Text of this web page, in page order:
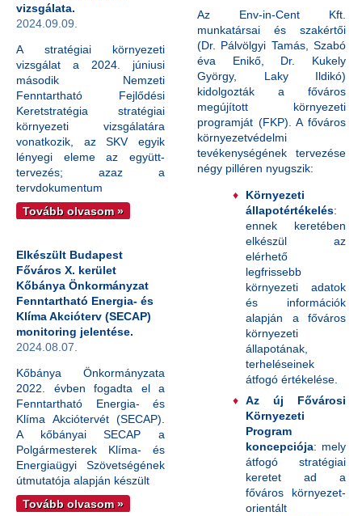
vizsgálata.
2024.09.09.
A stratégiai környezeti
vizsgálat a 2024. júniusi
második Nemzeti
Fenntartható Fejlődési
Keretstratégia stratégiai
környezeti vizsgálatára
vonatkozik, az SKV egyik
lényegi eleme az együtt-
tervezés; azaz a
tervdokumentum
Tovább olvasom »
Elkészült Budapest
Főváros X. kerület
Kőbánya Önkormányzat
Fenntartható Energia- és
Klíma Akcióterv (SECAP)
monitoring jelentése.
2024.08.07.
Kőbánya Önkormányzata
2022. évben fogadta el a
Fenntartható Energia- és
Klíma Akciótervét (SECAP).
A kőbányai SECAP a
Polgármesterek Klíma- és
Energiaügyi Szövetségének
útmutatója alapján készült
Tovább olvasom »
Az Env-in-Cent Kft.
munkatársai és szakértői
(Dr. Pálvölgyi Tamás, Szabó
éva Enikő, Dr. Kukely
György, Laky Ildikó)
kidolgozták a főváros
megújított környezeti
programját (FKP). A főváros
környezetvédelmi
tevékenységének tervezése
négy pilléren nyugszik:
Környezeti
állapotértékelés:
ennek keretében
elkészül az
elérhető
legfrissebb
környezeti adatok
és információk
alapján a főváros
környezeti
állapotának,
terheléseinek
átfogó értékelése.
Az új Fővárosi
Környezeti
Program
koncepciója: mely
átfogó stratégiai
keretet ad a
főváros környezet-
orientált